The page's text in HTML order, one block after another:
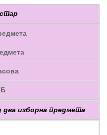
два изборна предмета